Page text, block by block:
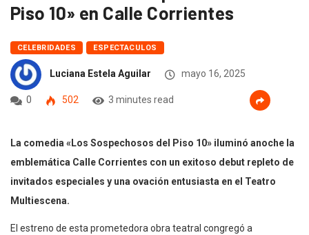
Piso 10» en Calle Corrientes
CELEBRIDADES ESPECTACULOS
Luciana Estela Aguilar mayo 16, 2025
0 502 3 minutes read
La comedia «Los Sospechosos del Piso 10» iluminó anoche la
emblemática Calle Corrientes con un exitoso debut repleto de
invitados especiales y una ovación entusiasta en el Teatro
Multiescena.
El estreno de esta prometedora obra teatral congregó a